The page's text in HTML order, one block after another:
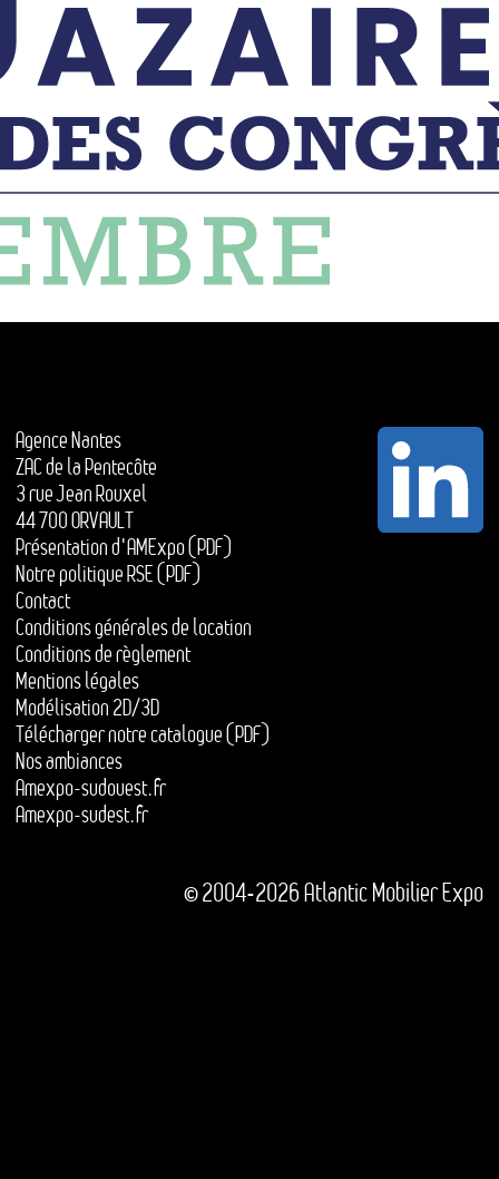
Agence Nantes
ZAC de la Pentecôte
3 rue Jean Rouxel
44 700 ORVAULT
Présentation d'AMExpo (PDF)
Notre politique RSE (PDF)
Contact
Conditions générales de location
Conditions de règlement
Mentions légales
Modélisation 2D/3D
Télécharger notre catalogue (PDF)
Nos ambiances
Amexpo-sudouest.fr
Amexpo-sudest.fr
© 2004-2026 Atlantic Mobilier Expo